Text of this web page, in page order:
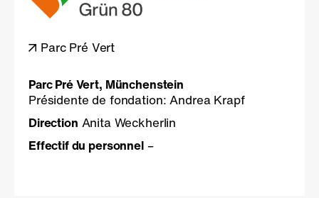
Parc Pré Vert
Parc Pré Vert, Münchenstein
Présidente de fondation: Andrea Krapf
Direction Anita Weckherlin
Effectif du personnel–